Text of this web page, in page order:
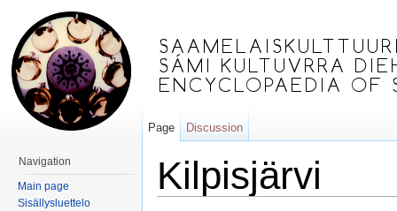
Kilpisjärvi
Page Discussion
Navigation
Main page
Sisällysluettelo